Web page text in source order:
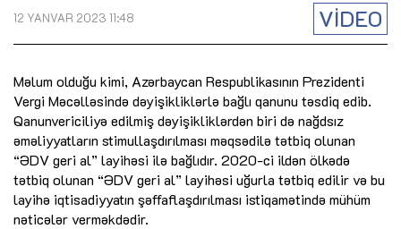
VİDEO
12 YANVAR 2023 11:48
Məlum olduğu kimi, Azərbaycan Respublikasının Prezidenti
Vergi Məcəlləsində dəyişikliklərlə bağlı qanunu təsdiq edib.
Qanunvericiliyə edilmiş dəyişikliklərdən biri də nağdsız
əməliyyatların stimullaşdırılması məqsədilə tətbiq olunan
“ƏDV geri al” layihəsi ilə bağlıdır. 2020-ci ildən ölkədə
tətbiq olunan “ƏDV geri al” layihəsi uğurla tətbiq edilir və bu
layihə iqtisadiyyatın şəffaflaşdırılması istiqamətində mühüm
nəticələr verməkdədir.